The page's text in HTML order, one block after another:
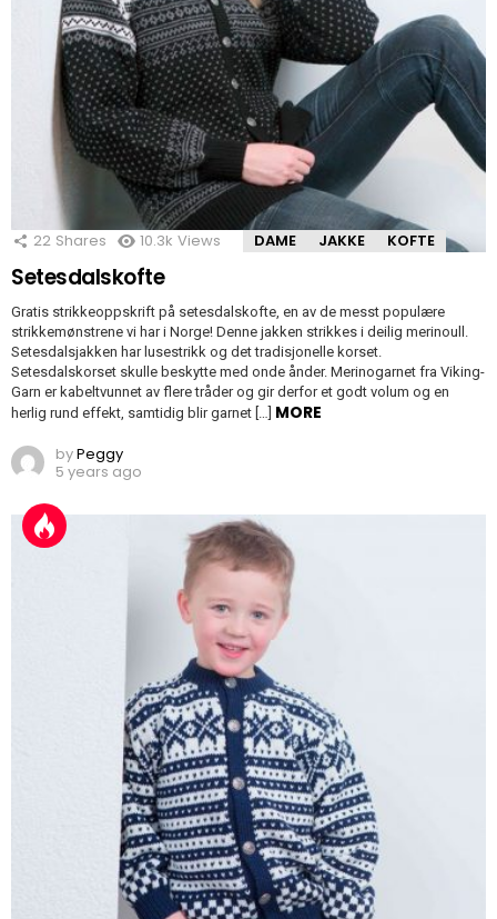
22 Shares 10.3k Views DAME JAKKE KOFTE
Setesdalskofte
Gratis strikkeoppskrift på setesdalskofte, en av de messt populære
strikkemønstrene vi har i Norge! Denne jakken strikkes i deilig merinoull.
Setesdalsjakken har lusestrikk og det tradisjonelle korset.
Setesdalskorset skulle beskytte med onde ånder. Merinogarnet fra Viking-
Garn er kabeltvunnet av flere tråder og gir derfor et godt volum og en
herlig rund effekt, samtidig blir garnet […] MORE
byPeggy
5 years ago